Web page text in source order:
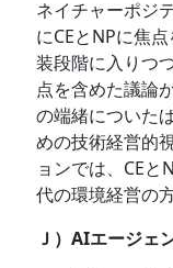
ネイチャーポジ
にCEとNPに焦
装段階に入りつ
点を含めた議論
の端緒についた
めの技術経営的
ョンでは、CE
代の環境経営の
Ｊ）AIエージェ